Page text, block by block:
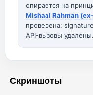
опирается на
Mishaal Rahman
проверена:
API-вызовы удалены.
Скриншоты